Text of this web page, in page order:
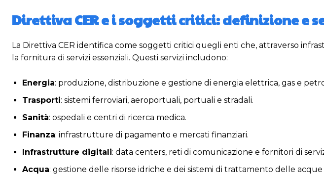
Direttiva CER e i soggetti critici: definizione e
La Direttiva CER identifica come soggetti critici quegli enti che, attraverso
la fornitura di servizi essenziali. Questi servizi includono:
Energia: produzione, distribuzione e gestione di energia elettrica, gas e
Trasporti: sistemi ferroviari, aeroportuali, portuali e stradali.
Sanità: ospedali e centri di ricerca medica.
Finanza: infrastrutture di pagamento e mercati finanziari.
Infrastrutture digitali: data centers, reti di comunicazione e fornitori di
Acqua: gestione delle risorse idriche e dei sistemi di trattamento delle